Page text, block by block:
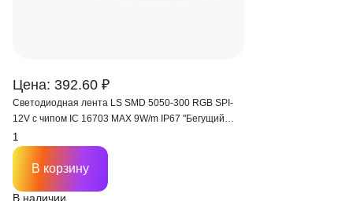
Цена: 392.60 ₽
Светодиодная лента LS SMD 5050-300 RGB SPI-
12V с чипом IC 16703 MAX 9W/m IP67 "Бегущий
огонь"
В наличии
В корзину